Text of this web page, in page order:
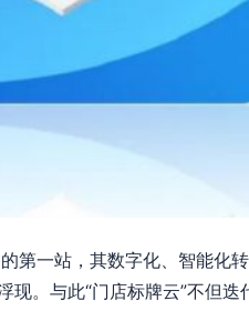
第一站，其数字化、智能化
。与此“门店标牌云”不但迭